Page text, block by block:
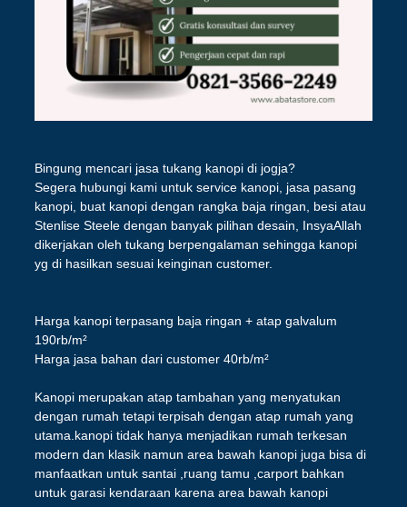
Bingung mencari jasa tukang kanopi di jogja?
Segera hubungi kami untuk service kanopi, jasa pasang
kanopi, buat kanopi dengan rangka baja ringan, besi atau
Stenlise Steele dengan banyak pilihan desain, InsyaAllah
dikerjakan oleh tukang berpengalaman sehingga kanopi
yg di hasilkan sesuai keinginan customer.
Harga kanopi terpasang baja ringan + atap galvalum
190rb/m²
Harga jasa bahan dari customer 40rb/m²
Kanopi merupakan atap tambahan yang menyatukan
dengan rumah tetapi terpisah dengan atap rumah yang
utama.kanopi tidak hanya menjadikan rumah terkesan
modern dan klasik namun area bawah kanopi juga bisa di
manfaatkan untuk santai ,ruang tamu ,carport bahkan
untuk garasi kendaraan karena area bawah kanopi